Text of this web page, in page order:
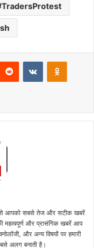
TradersProtest
Reddit VKontakte
आपको सबसे तेज और सटीक खबरें
महत्वपूर्ण और प्रासंगिक खबरें आप
और अन्य विषयों पर हमारी
अलग बनाती है।